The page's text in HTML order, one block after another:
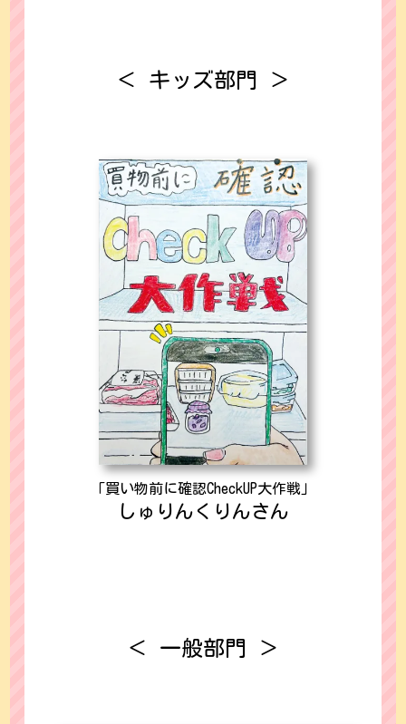
＜ キッズ部門 ＞
「買い物前に確認CheckUP大作戦」
しゅりんくりんさん
＜ 一般部門 ＞